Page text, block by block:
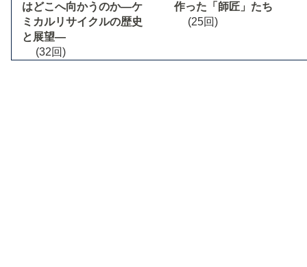
はどこへ向かうのか―ケ
ミカルリサイクルの歴史
と展望―
(32回)
作った「師匠」たち
(25回)